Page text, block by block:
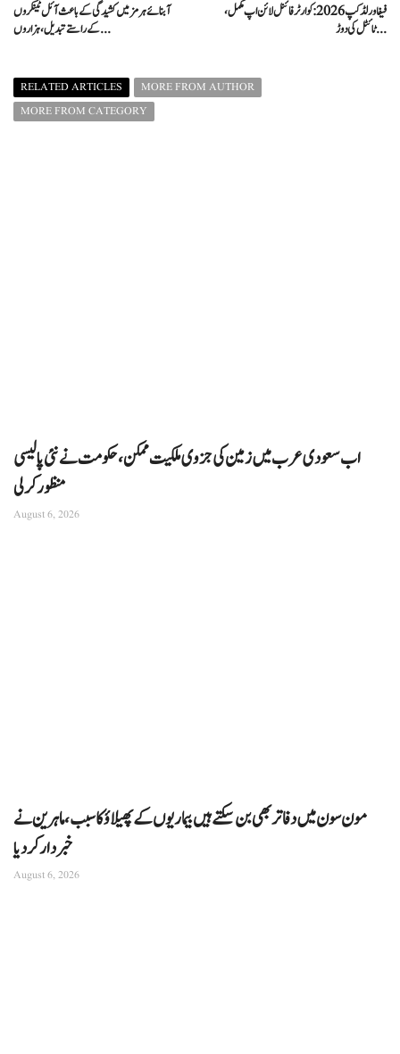
آبنائے ہرمز میں کشیدگی کے باعث آئل ٹینکروں
کے راستے تبدیل، ہزاروں ...
فیفا ورلڈ کپ 2026: کوارٹر فائنل لائن اپ مکمل،
ٹائٹل کی دوڑ ...
RELATED ARTICLES
MORE FROM AUTHOR
MORE FROM CATEGORY
اب سعودی عرب میں زمین کی جزوی ملکیت ممکن، حکومت نے نئی پالیسی
منظور کرلی
August 6, 2026
مون سون میں دفاتر بھی بن سکتے ہیں بیماریوں کے پھیلاؤ کا سبب، ماہرین نے
خبردار کر دیا
August 6, 2026